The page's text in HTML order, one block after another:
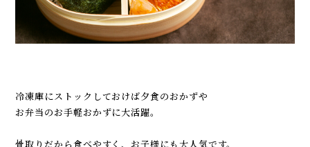
冷凍庫にストックしておけば夕食のおかずや
お弁当のお手軽おかずに大活躍。
骨取りだから食べやすく、お子様にも大人気です。